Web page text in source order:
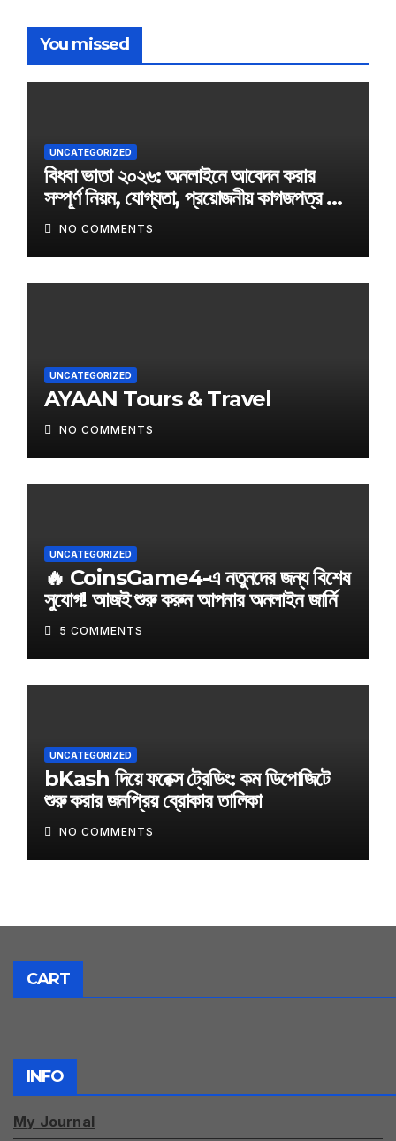
You missed
UNCATEGORIZED
বিধবা ভাতা ২০২৬: অনলাইনে আবেদন করার
সম্পূর্ণ নিয়ম, যোগ্যতা, প্রয়োজনীয় কাগজপত্র ও
অফিসিয়াল আবেদন লিংক
NO COMMENTS
UNCATEGORIZED
AYAAN Tours & Travel
NO COMMENTS
UNCATEGORIZED
🔥 CoinsGame4-এ নতুনদের জন্য বিশেষ
সুযোগ! আজই শুরু করুন আপনার অনলাইন জার্নি
5 COMMENTS
UNCATEGORIZED
bKash দিয়ে ফরেক্স ট্রেডিং: কম ডিপোজিটে
শুরু করার জনপ্রিয় ব্রোকার তালিকা
NO COMMENTS
CART
INFO
My Journal